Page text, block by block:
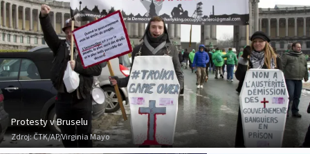
Protesty v Bruselu
Zdroj:ČTK/AP/Virginia Mayo